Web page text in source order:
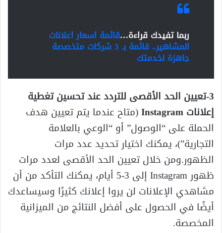
ربما تفيدك قراءة…قائمة اسعار اعلانات
المشاهير.. قائمة بـ 3 شركات متخصصة
جاهزة لخدمتك
3-تعيين الحد الأقصى للتردد عند تحسين تغطية
إعلانات Instagram
(متاح عندما يتم تعيين هدف
الحملة على “الوصول” أو “الوعي بالعلامة
التجارية”)، يمكنك اختيار تحديد عدد مرات
الظهور.ومن خلال تعيين الحد الأقصى لعدد مرات
ظهور Instagram إلى 3-5 أيام، يمكنك التأكد من أن
مشاهدي الإعلانات لن يروا إعلانك كثيرًا وسيساعدك
أيضًا في الحصول على أفضل النتائج من الميزانية
المخصصة.